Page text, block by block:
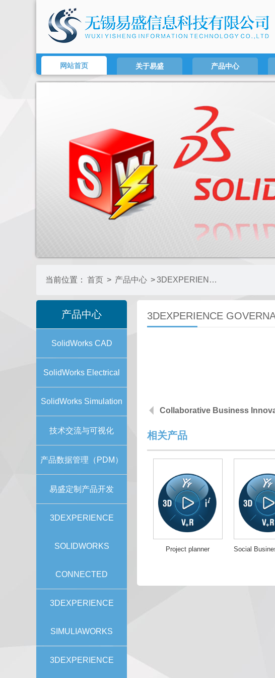
网站首页 关于易盛 产品中心
当前位置： 首页 > 产品中心 > 3DEXPERIENCE GOVERNANCE
产品中心
SolidWorks CAD
SolidWorks Electrical
SolidWorks Simulation
技术交流与可视化
产品数据管理（PDM）
易盛定制产品开发
3DEXPERIENCE
SOLIDWORKS
CONNECTED
3DEXPERIENCE
SIMULIAWORKS
3DEXPERIENCE
3DEXPERIENCE
Collaborative Business
相关产品
Project planner